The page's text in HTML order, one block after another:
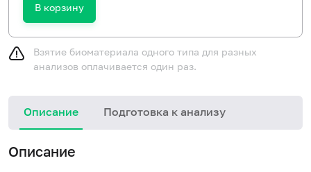
В корзину
Взятие биоматериала одного типа для разных
анализов оплачивается один раз.
Описание Подготовка к анализу
Описание